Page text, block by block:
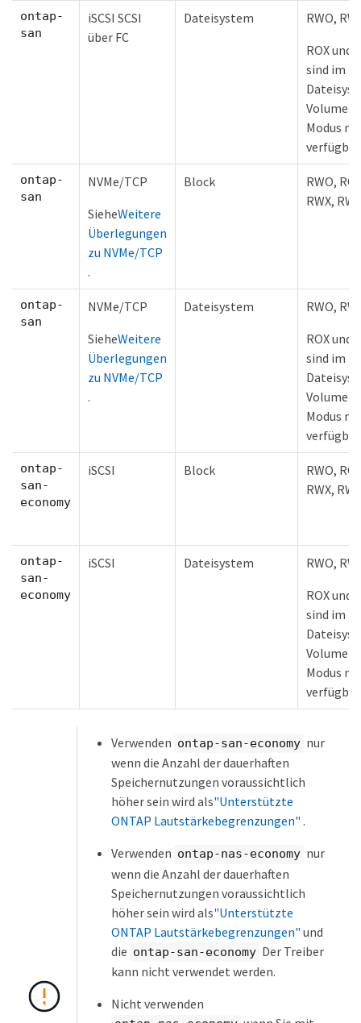
ontap-
san
iSCSI SCSI
über FC
Dateisystem
RWO,
ROX und
sind im
Volume-
Modus
verfügbar.
ontap-
san
NVMe/TCP
SieheWeitere
Überlegungen
zu NVMe/TCP
.
Block
RWO,
RWX,
ontap-
san
NVMe/TCP
SieheWeitere
Überlegungen
zu NVMe/TCP
.
Dateisystem
RWO,
ROX und
sind im
Volume-
Modus
verfügbar.
ontap-
san-
economy
iSCSI Block
RWO,
RWX,
ontap-
san-
economy
iSCSI Dateisystem
RWO,
ROX und
sind im
Volume-
Modus
verfügbar.
Verwenden ontap-san-economy nur
wenn die Anzahl der dauerhaften
Speichernutzungen voraussichtlich
höher sein wird als"Unterstützte
ONTAP Lautstärkebegrenzungen" .
Verwenden ontap-nas-economy nur
wenn die Anzahl der dauerhaften
Speichernutzungen voraussichtlich
höher sein wird als"Unterstützte
ONTAP Lautstärkebegrenzungen" und
die ontap-san-economy Der Treiber
kann nicht verwendet werden.
Nicht verwenden